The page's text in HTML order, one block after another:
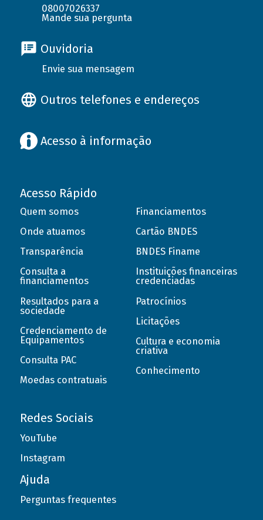
08007026337
Mande sua pergunta
Ouvidoria
Envie sua mensagem
Outros telefones e endereços
Acesso à informação
Acesso Rápido
Quem somos
Onde atuamos
Transparência
Consulta a
financiamentos
Resultados para a
sociedade
Credenciamento de
Equipamentos
Consulta PAC
Moedas contratuais
Financiamentos
Cartão BNDES
BNDES Finame
Instituições financeiras
credenciadas
Patrocínios
Licitações
Cultura e economia
criativa
Conhecimento
Redes Sociais
YouTube
Instagram
Ajuda
Perguntas frequentes